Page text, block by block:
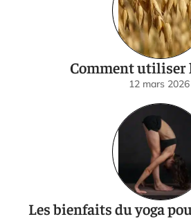
Comment utiliser
12 mars 2026
Les bienfaits du yoga